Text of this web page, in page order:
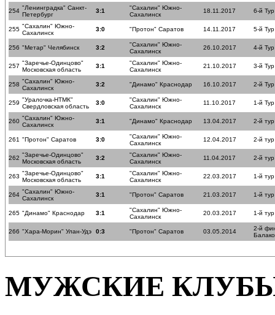
254 "Ленинградка" Санкт-
Петербург
3:1
"Сахалин" Южно-
Сахалинск
18.11.2017 6-й Тур
255 "Сахалин" Южно-
Сахалинск
3:0 "Протон" Саратов 14.11.2017 5-й Тур
256 "Метар" Челябинск 3:2
"Сахалин" Южно-
Сахалинск
26.10.2017 4-й Тур
257 "Заречье-Одинцово"
Московская область
3:1
"Сахалин" Южно-
Сахалинск
21.10.2017 3-й Тур
258 "Сахалин" Южно-
Сахалинск
3:2 "Динамо" Краснодар 16.10.2017 2-й Тур
259 "Уралочка-НТМК"
Свердловская область
3:0
"Сахалин" Южно-
Сахалинск
11.10.2017 1-й Тур
260 "Сахалин" Южно-
Сахалинск
3:1 "Динамо" Краснодар 13.04.2017 2-й
261 "Протон" Саратов 3:0
"Сахалин" Южно-
Сахалинск
12.04.2017 2-й
262 "Заречье-Одинцово"
Московская область
3:2
"Сахалин" Южно-
Сахалинск
11.04.2017 2-й
263 "Заречье-Одинцово"
Московская область
3:1
"Сахалин" Южно-
Сахалинск
22.03.2017 1-й
264 "Сахалин" Южно-
Сахалинск
3:1 "Протон" Саратов 21.03.2017 1-й
265 "Динамо" Краснодар 3:1
"Сахалин" Южно-
Сахалинск
20.03.2017 1-й
266 "Хара-Морин" Улан-Удэ 0:3 "Протон" Саратов 03.05.2014
2-й
МУЖСКИЕ